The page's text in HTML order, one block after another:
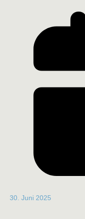
30. Juni 2025